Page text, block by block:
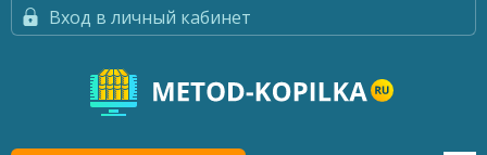
Вход в личный кабинет